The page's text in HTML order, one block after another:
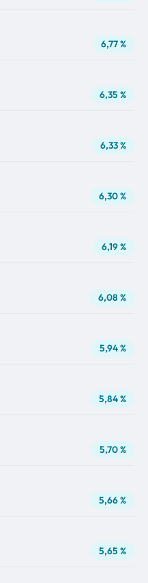
6,77 %
6,35 %
6,33 %
6,30 %
6,19 %
6,08 %
5,94 %
5,84 %
5,70 %
5,66 %
5,65 %